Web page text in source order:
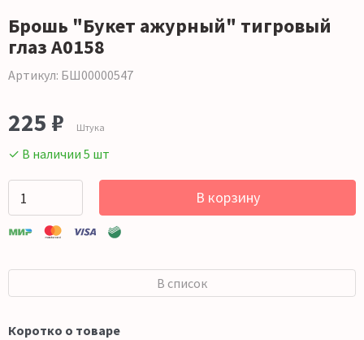
Брошь "Букет ажурный" тигровый
глаз А0158
Артикул: БШ00000547
225 ₽ Штука
✓ В наличии 5 шт
В корзину
В список
Коротко о товаре